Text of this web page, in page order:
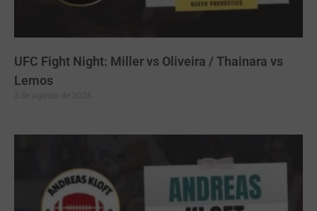
UFC Fight Night: Miller vs Oliveira / Thainara vs
Lemos